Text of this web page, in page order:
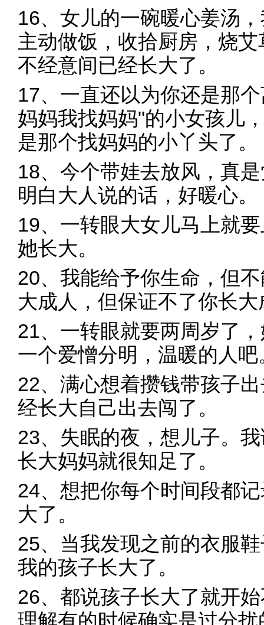
16、女儿的一碗暖心姜汤
主动做饭，收拾厨房，烧
不经意间已经长大了。
17、一直还以为你还是那
妈妈我找妈妈"的小女孩儿
是那个找妈妈的小丫头了。
18、今个带娃去放风，真
明白大人说的话，好暖心。
19、一转眼大女儿马上就
她长大。
20、我能给予你生命，但
大成人，但保证不了你长大
21、一转眼就要两周岁了
一个爱憎分明，温暖的人吧
22、满心想着攒钱带孩子
经长大自己出去闯了。
23、失眠的夜，想儿子。
长大妈妈就很知足了。
24、想把你每个时间段都
大了。
25、当我发现之前的衣服
我的孩子长大了。
26、都说孩子长大了就开
理解有的时候确实是过分